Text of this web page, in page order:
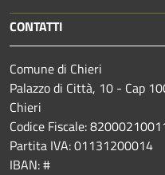
CONTATTI
Comune di Chieri
Palazzo di Città, 10 - Cap
Chieri
Codice Fiscale:
Partita IVA: 01131200014
IBAN: #